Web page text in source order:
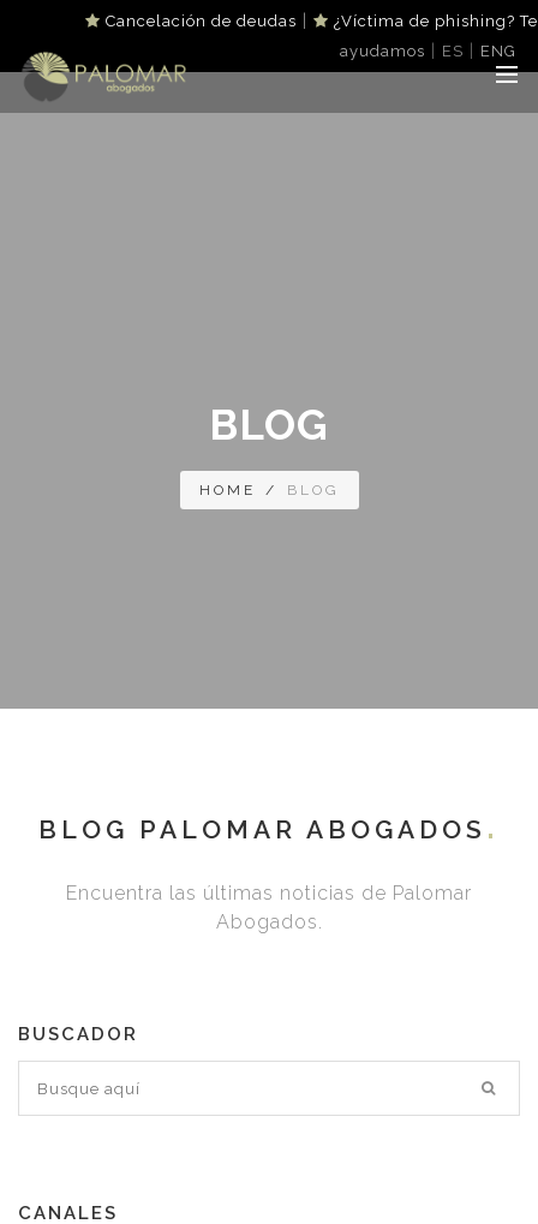
Cancelación de deudas
¿Víctima de phishing? Te
ayudamos
ES ENG
BLOG
HOME / BLOG
BLOG PALOMAR ABOGADOS
Encuentra las últimas noticias de Palomar
Abogados.
BUSCADOR
CANALES